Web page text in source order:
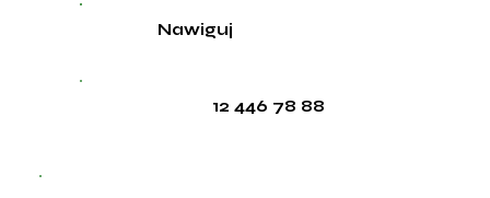
12 446 78 88
Nawiguj